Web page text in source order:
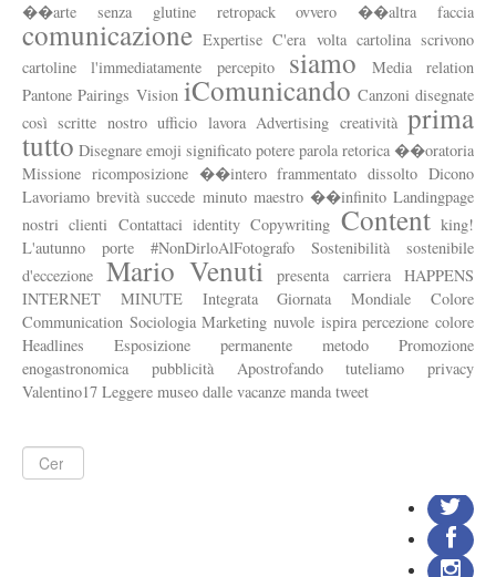
��arte
senza glutine retropack ovvero ��altra faccia
comunicazione Expertise C'era volta cartolina scrivono
cartoline
l'immediatamente percepito siamo Media
relation
Pantone Pairings Vision iComunicando Canzoni disegnate
così scritte nostro ufficio lavora Advertising creatività prima
tutto Disegnare emoji significato potere parola retorica ��oratoria
Missione ricomposizione ��intero frammentato dissolto Dicono
Lavoriamo brevità succede minuto maestro ��infinito Landingpage
nostri clienti Contattaci identity Copywriting Content king!
L'autunno
porte #NonDirloAlFotografo Sostenibilità
sostenibile
d'eccezione
Mario Venuti presenta carriera
HAPPENS
INTERNET
MINUTE Integrata Giornata Mondiale
Colore
Communication Sociologia Marketing nuvole ispira percezione colore
Headlines
Esposizione permanente metodo
Promozione
enogastronomica
pubblicità Apostrofando tuteliamo
privacy
Valentino17 Leggere museo dalle vacanze manda tweet